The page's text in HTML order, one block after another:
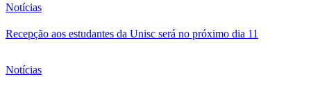
Notícias
Recepção aos estudantes da Unisc será no próximo dia 11
Notícias